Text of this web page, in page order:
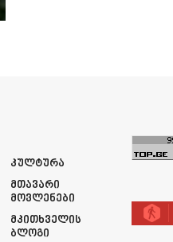
Კულტურა
Მთავარი
Მოვლენები
Მკითხველის
Ბლოგი